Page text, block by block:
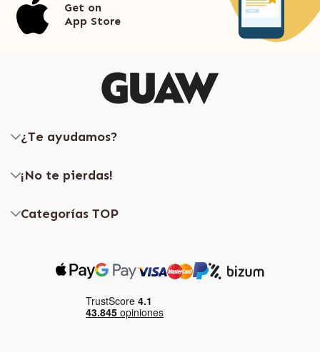
Get on
App Store
¿Te ayudamos?
¡No te pierdas!
Categorías TOP